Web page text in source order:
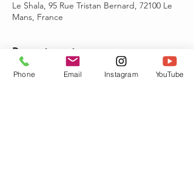
Le Shala, 95 Rue Tristan Bernard, 72100 Le
Mans, France
Partecipanti
+ 2 altri partecipanti
Phone Email Instagram YouTube